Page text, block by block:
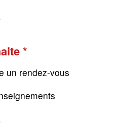
un rendez-vous